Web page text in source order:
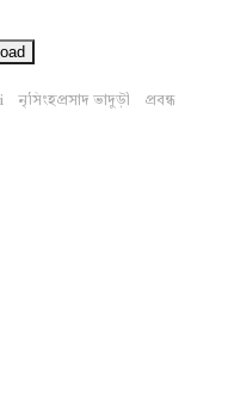
নৃসিংহপ্রসাদ ভাদুড়ী প্রবন্ধ